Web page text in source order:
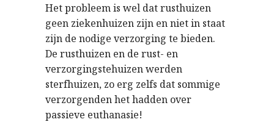
Het probleem is wel dat rusthuizen
geen ziekenhuizen zijn en niet in staat
zijn de nodige verzorging te bieden.
De rusthuizen en de rust- en
verzorgingstehuizen werden
sterfhuizen, zo erg zelfs dat sommige
verzorgenden het hadden over
passieve euthanasie!